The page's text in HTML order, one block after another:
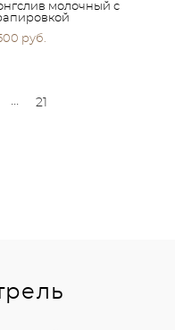
молочный с
pуб.
21